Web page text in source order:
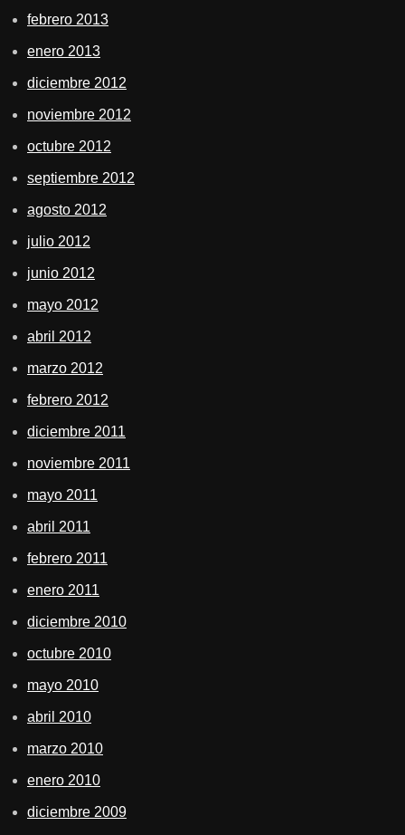
febrero 2013
enero 2013
diciembre 2012
noviembre 2012
octubre 2012
septiembre 2012
agosto 2012
julio 2012
junio 2012
mayo 2012
abril 2012
marzo 2012
febrero 2012
diciembre 2011
noviembre 2011
mayo 2011
abril 2011
febrero 2011
enero 2011
diciembre 2010
octubre 2010
mayo 2010
abril 2010
marzo 2010
enero 2010
diciembre 2009